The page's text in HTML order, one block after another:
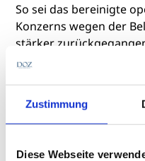
Zustimmung
Diese Webseite
So sei das bereinigte
Konzerns wegen der
stärker
forma um 4,8 Prozent
Ohne
Plus von 1,2 Prozent
Nettoergebnis nahm
Milliarden Euro ab.